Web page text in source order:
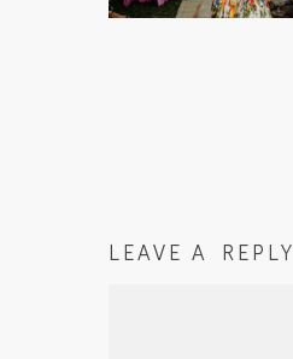
LEAVE A REPLY